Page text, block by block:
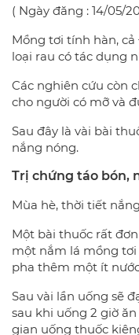
( Ngày đăng : 14/05/
Mồng tơi tính hàn,
loại rau có tác dụng
Các nghiên cứu còn
cho người có mỡ và
Sau đây là vài bài
nắng nóng.
Trị chứng táo bón,
Mùa hè, thời tiết
Một bài thuốc rất
một nắm lá mồng tơi
pha thêm một ít
Sau vài lần uống sẽ
sau khi uống 2 giờ
gian uống thuốc